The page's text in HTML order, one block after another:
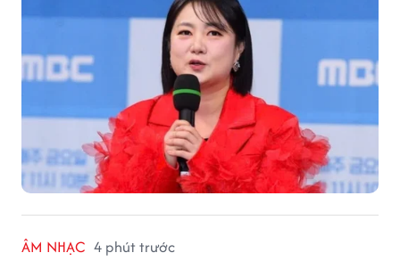
ÂM NHẠC 4 phút trước